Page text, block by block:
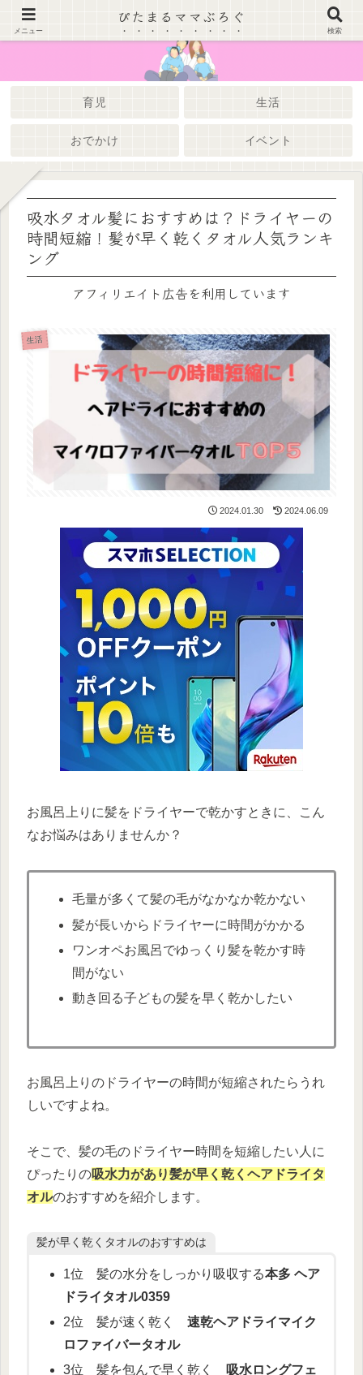
育児 生活
おでかけ イベント
吸水タオル髪におすすめは？ドライヤーの
時間短縮！髪が早く乾くタオル人気ランキ
ング
アフィリエイト広告を利用しています
生活
2024.01.30 2024.06.09
お風呂上りに髪をドライヤーで乾かすときに、こん
なお悩みはありませんか？
毛量が多くて髪の毛がなかなか乾かない
髪が長いからドライヤーに時間がかかる
ワンオペお風呂でゆっくり髪を乾かす時
間がない
動き回る子どもの髪を早く乾かしたい
お風呂上りのドライヤーの時間が短縮されたらうれ
しいですよね。
そこで、髪の毛のドライヤー時間を短縮したい人に
ぴったりの吸水力があり髪が早く乾く ヘアドライタ
オルのおすすめを紹介します。
髪が早く乾くタオルのおすすめは
1位 髪の水分をしっかり吸収する本多 ヘア
ドライタオル0359
2位 髪が速く乾く 速乾ヘアドライマイク
ロファイバータオル
3位 髪を包んで早く乾く
吸水ロングフェ
メニュー
ぴたまるママぶろぐ
検索